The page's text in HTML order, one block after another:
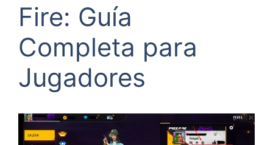
Fire: Guía
Completa para
Jugadores